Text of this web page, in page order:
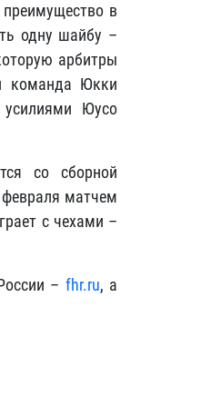
в
одну шайбу –
арбитры
команда Юкки
Юусо
со сборной
матчем
с чехами –
– fhr.ru, а